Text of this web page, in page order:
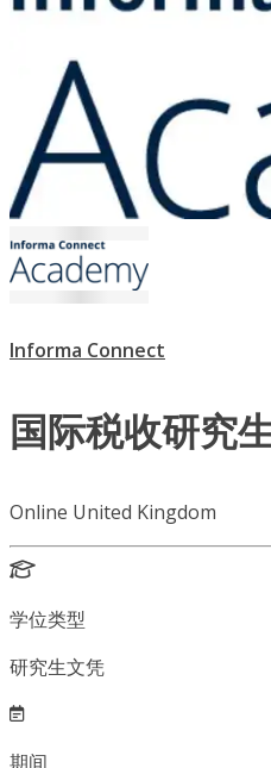
Informa Connect
国际税收研究
Online United Kingdom
学位类型
研究生文凭
期间